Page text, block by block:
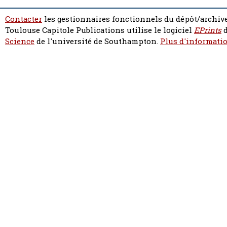
Contacter les gestionnaires fonctionnels du dépôt/
Toulouse Capitole Publications utilise le logiciel EPrints
Sciencede l'université de Southampton. Plus